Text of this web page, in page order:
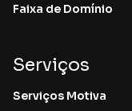
Faixa de Domínio
Serviços
Serviços Motiva